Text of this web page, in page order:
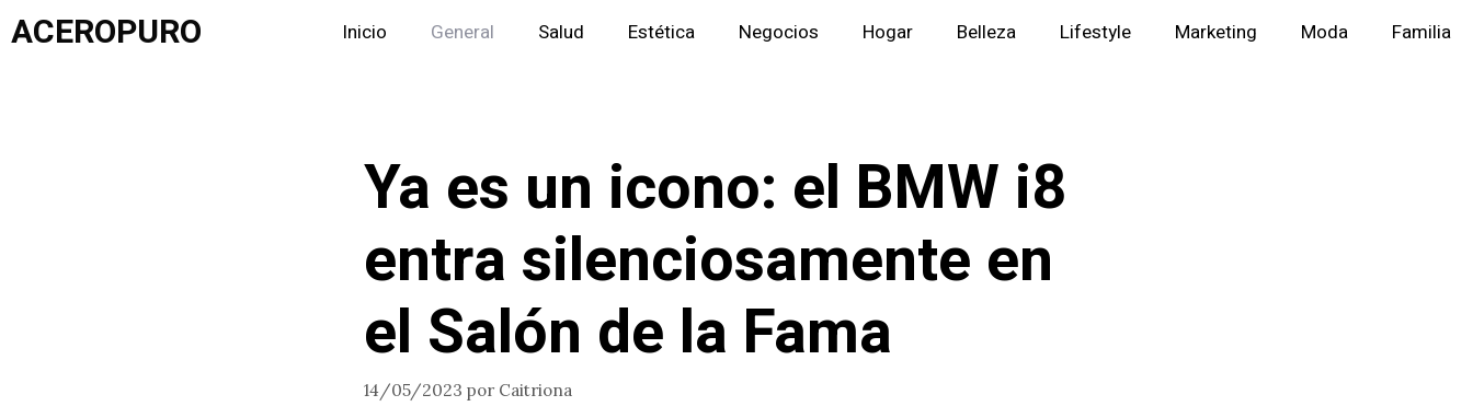
Saltar
alACEROPURO Inicio General Salud Estética Negocios Hogar Belleza Lifestyle Marketing Moda Familia
Ya es un icono: el BMW i8
entra silenciosamente en
el Salón de la Fama
14/05/2023 por Caitriona